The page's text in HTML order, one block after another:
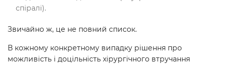
спіралі).
Звичайно ж, це не повний список.
В кожному конкретному випадку рішення про
можливість і доцільність хірургічного втручання